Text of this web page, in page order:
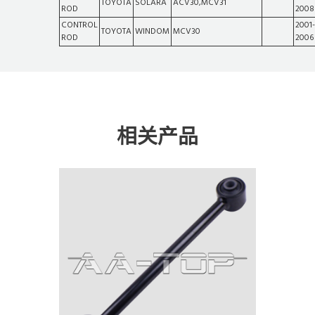
ROD
2008
CONTROL
ROD
TOYOTA WINDOM MCV30
2001-
2006
相关产品